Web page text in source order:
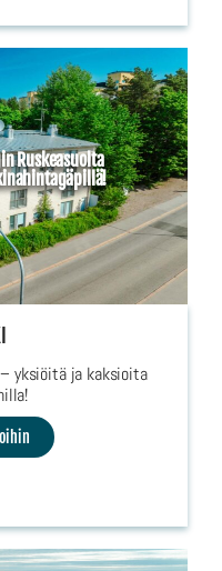
Ruskeasuolta
yksiöitä ja kaksioita